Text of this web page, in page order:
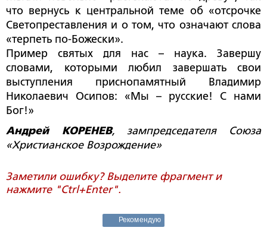
что вернусь к центральной теме об «отсрочке
Светопреставления и о том, что означают слова
«терпеть по-Божески».
Пример святых для нас – наука. Завершу
словами, которыми любил завершать свои
выступления приснопамятный Владимир
Николаевич Осипов: «Мы – русские! С нами
Бог!»
Андрей КОРЕНЕВ, зампредседателя Союза
«Христианское Возрождение»
Заметили ошибку? Выделите фрагмент и
нажмите "Ctrl+Enter".
Рекомендую